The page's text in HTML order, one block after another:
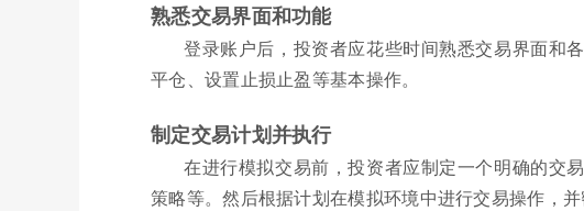
熟悉交易界面和功能
登录账户后，投资者应花些时间熟悉交易界面和
平仓、设置止损止盈等基本操作。
制定交易计划并执行
在进行模拟交易前，投资者应制定一个明确的交
策略等。然后根据计划在模拟环境中进行交易操作，并